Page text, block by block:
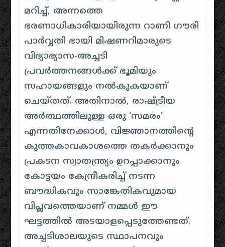
മറിച്ച്, അന്നത്തെ
ഭരണാധികാരിയായിരുന്ന റാണി ഗൗരി
പാർവ്വതി ഭായി മിഷണറിമാരുടെ
വിദ്യാഭ്യാസ-അച്ചടി
പ്രവർത്തനങ്ങൾക്ക് ഭൂമിയും
സഹായങ്ങളും നൽകുകയാണ്
ചെയ്തത്. അതിനാൽ, രാഷ്ട്രീയ
അർത്ഥത്തിലുള്ള ഒരു ‘സമരം’
എന്നതിനേക്കാൾ, വിജ്ഞാനത്തിന്റെ
കുത്തകാവകാശത്തെ തകർക്കാനും
പ്രകടന സ്വാതന്ത്ര്യം ഉറപ്പാക്കാനും
കോട്ടയം കേന്ദ്രീകരിച്ച് നടന്ന
ബൗദ്ധികവും സാങ്കേതികവുമായ
വിപ്ലവത്തെയാണ് നമ്മൾ ഈ
ഘട്ടത്തിൽ അടയാളപ്പെടുത്തേണ്ടത്.
അച്ചടിശാലയുടെ സ്ഥാപനവും